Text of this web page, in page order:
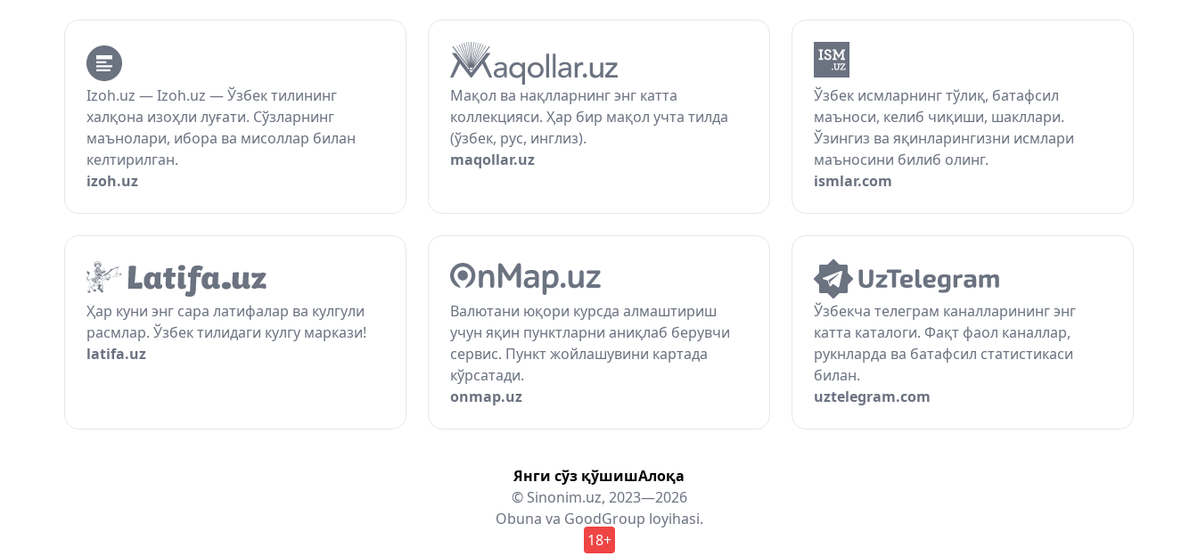
Izoh.uz — Izoh.uz — Ўзбек тилининг
халқона изоҳли луғати. Сўзларнинг
маънолари, ибора ва мисоллар билан
келтирилган.
izoh.uz
Мақол ва нақлларнинг энг катта
коллекцияси. Ҳар бир мақол учта тилда
(ўзбек, рус, инглиз).
maqollar.uz
Ўзбек исмларнинг тўлиқ, батафсил
маъноси, келиб чиқиши, шакллари.
Ўзингиз ва яқинларингизни исмлари
маъносини билиб олинг.
ismlar.com
Ҳар куни энг сара латифалар ва кулгули
расмлар. Ўзбек тилидаги кулгу маркази!
latifa.uz
Валютани юқори курсда алмаштириш
учун яқин пунктларни аниқлаб берувчи
сервис. Пункт жойлашувини картада
кўрсатади.
onmap.uz
Ўзбекча телеграм каналларининг энг
катта каталоги. Фақт фаол каналлар,
рукнларда ва батафсил статистикаси
билан.
uztelegram.com
Янги сўз қўшишАлоқа
© Sinonim.uz, 2023—2026
Obuna va GoodGroup loyihasi.
18+